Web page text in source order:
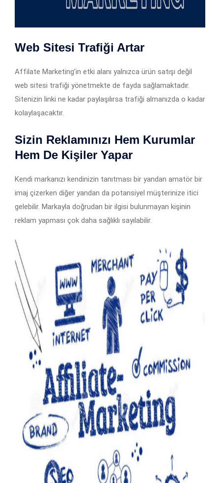
Web Sitesi Trafiği Artar
Affilate Marketing’in etki alanı yalnızca ürün satışı değil
web sitesi trafiği yönetmekte de fayda sağlamaktadır.
Sitenizin linki ne kadar paylaşılırsa trafiği almanızda o kadar
kolaylaşacaktır.
Sizin Reklamınızı Hem Kurumlar
Hem De Kişiler Yapar
Kendi markanızı kendinizin tanıtması bir yandan amatör bir
imaj çizerken diğer yandan da potansiyel müşterinize itici
gelebilir. Markayla doğrudan bir ilgisi bulunmayan kişinin
reklam yapması çok daha sağlıklı sayılabilir.